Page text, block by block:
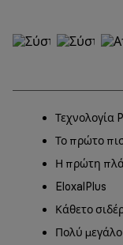
Τεχνολογία
Το πρώτο
Η πρώτη
EloxalPlus
Κάθετο
Πολύ